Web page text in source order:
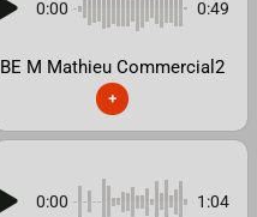
0:00 0:49
BE M Mathieu Commercial2
+
0:00 1:04